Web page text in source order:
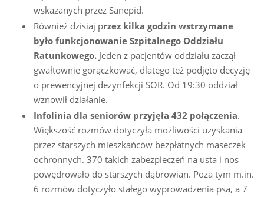
wskazanych przez Sanepid.
Również dzisiaj przez kilka godzin wstrzymane
było funkcjonowanie Szpitalnego Oddziału
Ratunkowego. Jeden z pacjentów oddziału zaczął
gwałtownie gorączkować, dlatego też podjęto decyzję
o prewencyjnej dezynfekcji SOR. Od 19:30 oddział
wznowił działanie.
Infolinia dla seniorów przyjęła 432 połączenia.
Większość rozmów dotyczyła możliwości uzyskania
przez starszych mieszkańców bezpłatnych maseczek
ochronnych. 370 takich zabezpieczeń na usta i nos
powędrowało do starszych dąbrowian. Poza tym m.in.
6 rozmów dotyczyło stałego wyprowadzenia psa, a 7